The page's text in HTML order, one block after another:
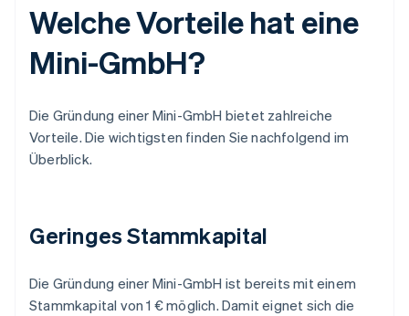
Welche Vorteile hat eine
Mini-GmbH?
Die Gründung einer Mini-GmbH bietet zahlreiche
Vorteile. Die wichtigsten finden Sie nachfolgend im
Überblick.
Geringes Stammkapital
Die Gründung einer Mini-GmbH ist bereits mit einem
Stammkapital von 1 € möglich. Damit eignet sich die